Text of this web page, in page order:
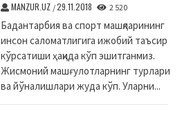
MANZUR.UZ /29.11.2018 2 520
Бадантарбия ва спорт машқларининг
инсон саломатлигига ижобий таъсир
кўрсатиши ҳақида кўп эшитганмиз.
Жисмоний машғулотларнинг турлари
ва йўналишлари жуда кўп. Уларни...